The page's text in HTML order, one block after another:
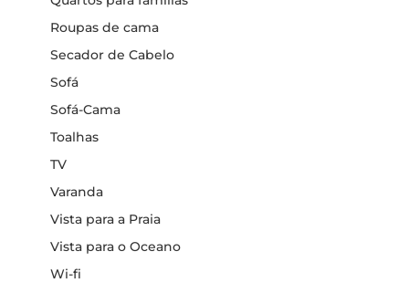
Roupas de cama
Secador de Cabelo
Sofá
Sofá-Cama
Toalhas
TV
Varanda
Vista para a Praia
Vista para o Oceano
Wi-fi